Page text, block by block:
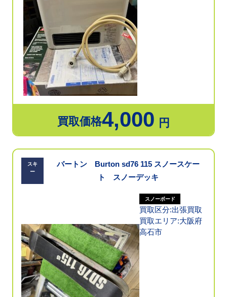
買取価格4,000 円
スキ
ー
バートン Burton sd76 115 スノースケー
ト スノーデッキ
スノーボード
買取区分:出張買取
買取エリア:大阪府
高石市